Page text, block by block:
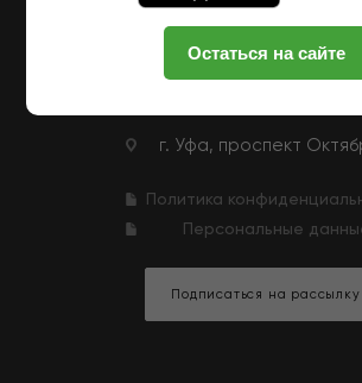
+7 (927) 326-47-25
г. Уфа, проспект
Политика
Персональные
Подписаться на рассылку
Остаться на сайте